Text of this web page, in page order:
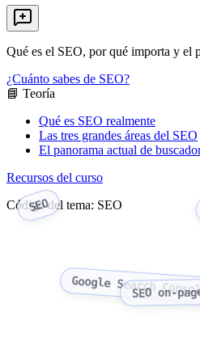
Qué es el SEO, por qué importa y el
¿Cuánto sabes de SEO?
📘 Teoría
Qué es SEO realmente
Las tres grandes áreas del SEO
El panorama actual de
Recursos del curso
Código del tema: SEO
SEO
Google Search
SEO on-